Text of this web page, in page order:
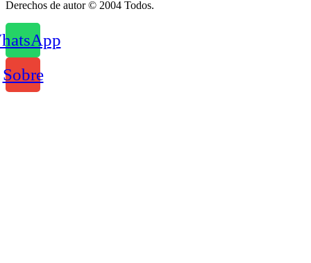
Derechos de autor © 2004 Todos.
Sobre